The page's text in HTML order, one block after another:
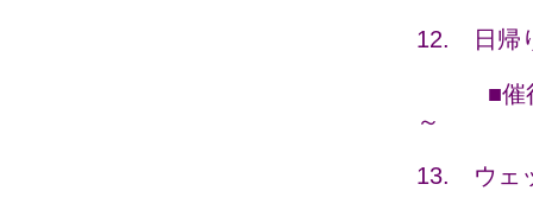
12. 日帰
■催行日
～
13. ウェ